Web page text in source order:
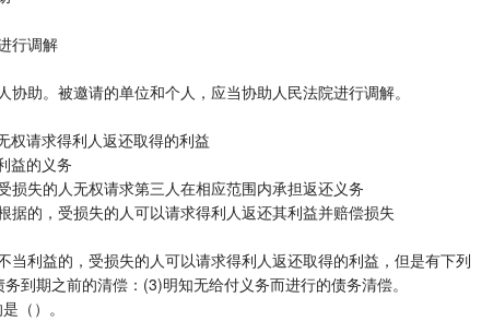
行调解
助。被邀请的单位和个人，应当协助人民法院进行调解。
权请求得利人返还取得的利益
益的义务
失的人无权请求第三人在相应范围内承担返还义务
据的，受损失的人可以请求得利人返还其利益并赔偿损失
利益的，受损失的人可以请求得利人返还取得的利益，但是有下列
到期之前的清偿：(3)明知无给付义务而进行的债务清偿。
（）。